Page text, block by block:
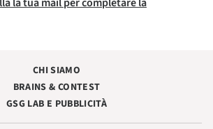
CHI SIAMO
BRAINS & CONTEST
GSG LAB E PUBBLICITÀ